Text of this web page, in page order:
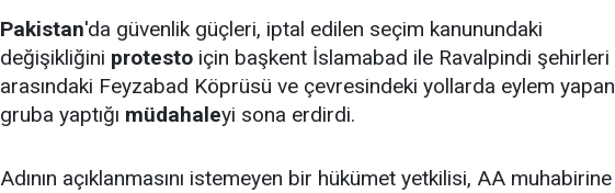
Pakistan'da güvenlik güçleri, iptal edilen seçim kanunundaki
değişikliğini protesto için başkent İslamabad ile Ravalpindi şehirleri
arasındaki Feyzabad Köprüsü ve çevresindeki yollarda eylem yapan
gruba yaptığı müdahaleyi sona erdirdi.
Adının açıklanmasını istemeyen bir hükümet yetkilisi, AA muhabirine